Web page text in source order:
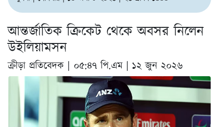
আন্তর্জাতিক ক্রিকেট থেকে অবসর নিলেন
উইলিয়ামসন
ক্রীড়া প্রতিবেদক | ০৫:৪৭ পি.এম | ১২ জুন ২০২৬